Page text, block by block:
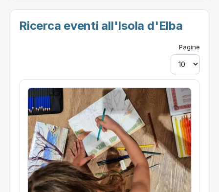
Ricerca eventi all'Isola d'Elba
Pagine